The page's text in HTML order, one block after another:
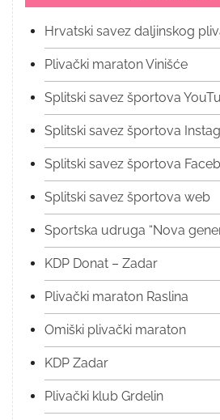
Hrvatski savez daljinskog
Plivački maraton Vinišće
Splitski savez športova
Splitski savez športova
Splitski savez športova
Splitski savez športova web
Sportska udruga “Nova
KDP Donat – Zadar
Plivački maraton Raslina
Omiški plivački maraton
KDP Zadar
Plivački klub Grdelin